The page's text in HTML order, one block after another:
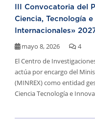
III Convocatoria del
Ciencia, Tecnología
Internacionales»
mayo 8, 2026
4
El Centro de
actúa por encargo del
(MINREX) como entidad
Ciencia Tecnología e